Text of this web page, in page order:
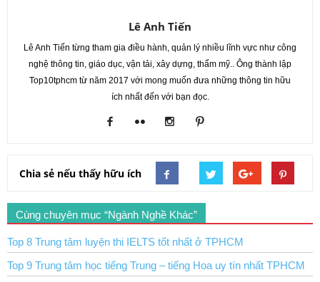
Lê Anh Tiến
Lê Anh Tiến từng tham gia điều hành, quản lý nhiều lĩnh vực như công
nghệ thông tin, giáo dục, vận tải, xây dựng, thẩm mỹ.. Ông thành lập
Top10tphcm từ năm 2017 với mong muốn đưa những thông tin hữu
ích nhất đến với bạn đọc.
Chia sẻ nếu thấy hữu ích
Cùng chuyên mục “Ngành Nghề Khác”
Top 8 Trung tâm luyện thi IELTS tốt nhất ở TPHCM
Top 9 Trung tâm học tiếng Trung – tiếng Hoa uy tín nhất TPHCM